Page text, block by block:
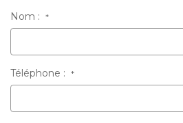
Nom : *
Téléphone : *